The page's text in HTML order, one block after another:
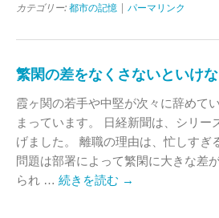
カテゴリー: 都市の記憶 パーマリンク
繁閑の差をなくさないといけな
霞ヶ関の若手や中堅が次々に辞めて
まっています。 日経新聞は、シリー
げました。 離職の理由は、忙しすぎ
問題は部署によって繁閑に大きな差
られ … 続きを読む →